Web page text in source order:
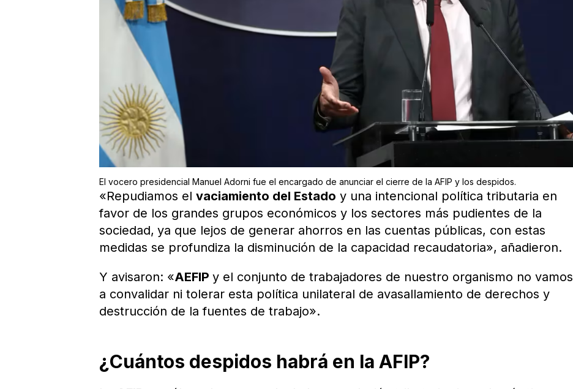
El vocero presidencial Manuel Adorni fue el encargado de anunciar el cierre de la AFIP y los despidos.
«Repudiamos elvaciamiento del Estado y una intencional política tributaria en
favor de los grandes grupos económicos y los sectores más pudientes de la
sociedad, ya que lejos de generar ahorros en las cuentas públicas, con estas
medidas se profundiza la disminución de la capacidad recaudatoria», añadieron.
Y avisaron: «AEFIPy el conjunto de trabajadores de nuestro organismo no vamos
a convalidar ni tolerar esta política unilateral de avasallamiento de derechos y
destrucción de la fuentes de trabajo».
¿Cuántos despidos habrá en la AFIP?